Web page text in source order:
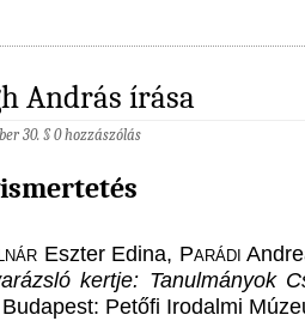
András írása
30. §0 hozzászólás
Eszter Edina, Parádi
kertje: Tanulmányok
Petőfi Irodalmi